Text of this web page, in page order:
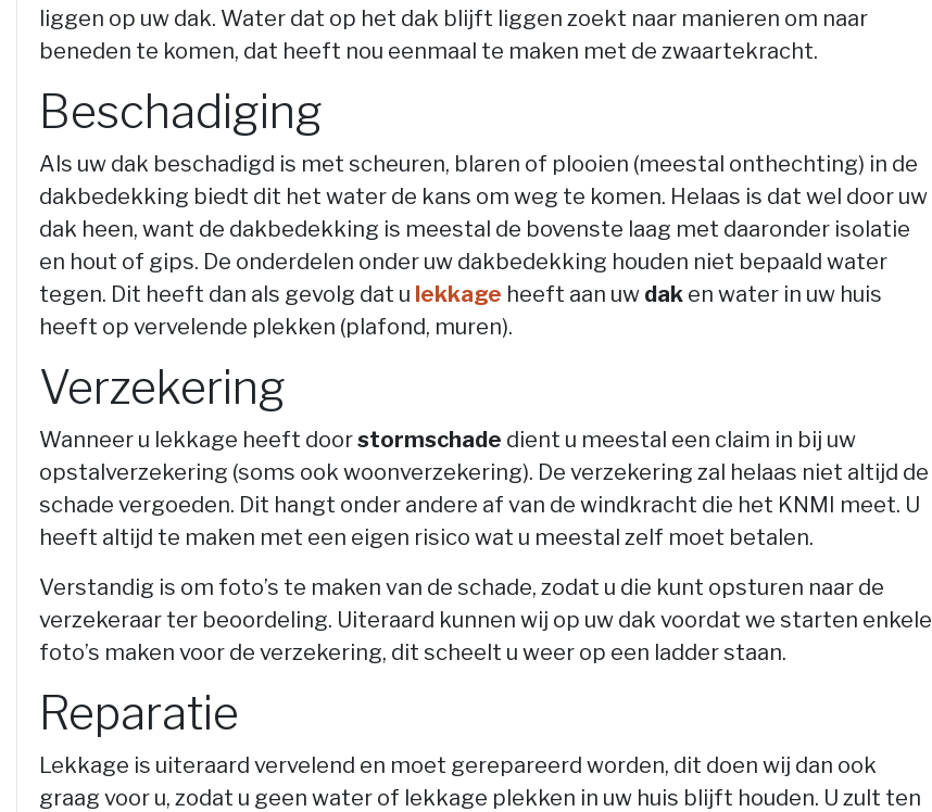
liggen op uw dak. Water dat op het dak blijft liggen zoekt naar manieren om naar
beneden te komen, dat heeft nou eenmaal te maken met de zwaartekracht.
Beschadiging
Als uw dak beschadigd is met scheuren, blaren of plooien (meestal onthechting) in de
dakbedekking biedt dit het water de kans om weg te komen. Helaas is dat wel door uw
dak heen, want de dakbedekking is meestal de bovenste laag met daaronder isolatie
en hout of gips. De onderdelen onder uw dakbedekking houden niet bepaald water
tegen. Dit heeft dan als gevolg dat u lekkage heeft aan uw dak en water in uw huis
heeft op vervelende plekken (plafond, muren).
Verzekering
Wanneer u lekkage heeft doorstormschade dient u meestal een claim in bij uw
opstalverzekering (soms ook woonverzekering). De verzekering zal helaas niet altijd de
schade vergoeden. Dit hangt onder andere af van de windkracht die het KNMI meet. U
heeft altijd te maken met een eigen risico wat u meestal zelf moet betalen.
Verstandig is om foto’s te maken van de schade, zodat u die kunt opsturen naar de
verzekeraar ter beoordeling. Uiteraard kunnen wij op uw dak voordat we starten enkele
foto’s maken voor de verzekering, dit scheelt u weer op een ladder staan.
Reparatie
Lekkage is uiteraard vervelend en moet gerepareerd worden, dit doen wij dan ook
graag voor u, zodat u geen water of lekkage plekken in uw huis blijft houden. U zult ten